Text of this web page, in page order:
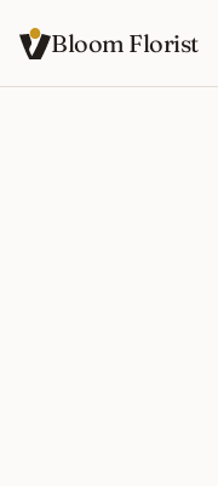
Bloom Florist